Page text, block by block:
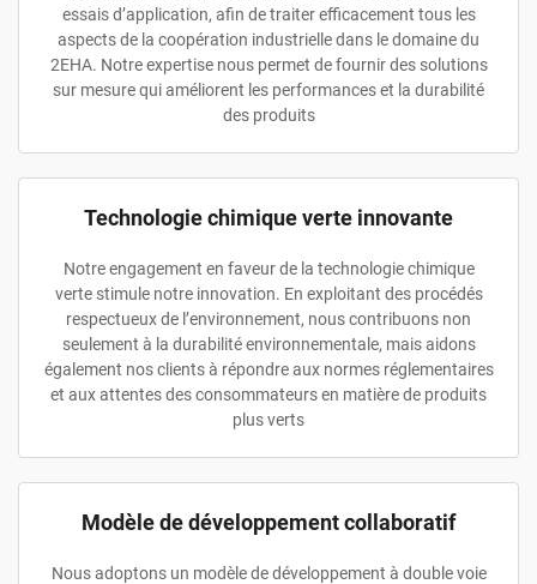
essais d’application, afin de traiter efficacement tous les
aspects de la coopération industrielle dans le domaine du
2EHA. Notre expertise nous permet de fournir des solutions
sur mesure qui améliorent les performances et la durabilité
des produits
Technologie chimique verte innovante
Notre engagement en faveur de la technologie chimique
verte stimule notre innovation. En exploitant des procédés
respectueux de l’environnement, nous contribuons non
seulement à la durabilité environnementale, mais aidons
également nos clients à répondre aux normes réglementaires
et aux attentes des consommateurs en matière de produits
plus verts
Modèle de développement collaboratif
Nous adoptons un modèle de développement à double voie